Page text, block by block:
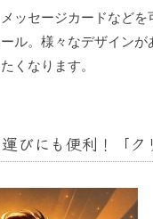
ッセージカードなどを
ル。様々なデザインが
くなります。
びにも便利！「ク